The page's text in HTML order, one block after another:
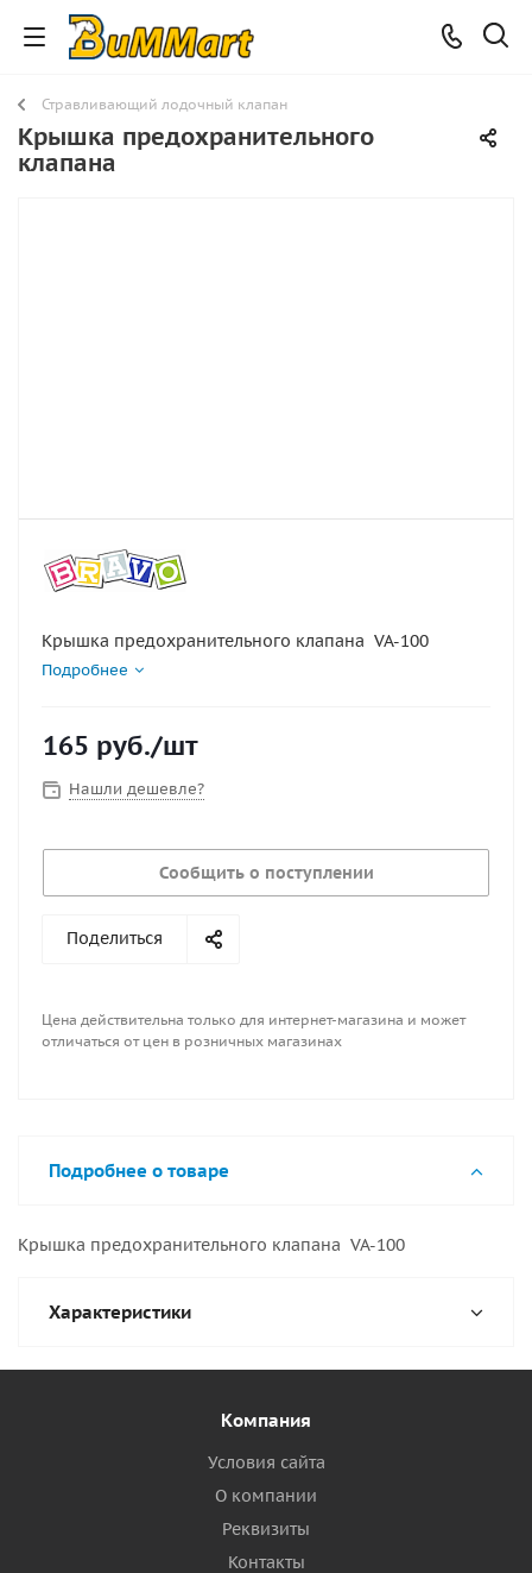
Стравливающий лодочный клапан
Крышка предохранительного
клапана
Крышка предохранительного клапана VA-100
Подробнее
165 руб./шт
Нашли дешевле?
Сообщить о поступлении
Поделиться
Цена действительна только для интернет-магазина и может
отличаться от цен в розничных магазинах
Подробнее о товаре
Крышка предохранительного клапана VA-100
Характеристики
Компания
Условия сайта
О компании
Реквизиты
Контакты